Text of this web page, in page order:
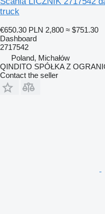
truck
€650.30 PLN 2,800 ≈ $751.30
Dashboard
2717542
Poland, Michałów
QINDITO SPÓŁKA Z
Contact the seller